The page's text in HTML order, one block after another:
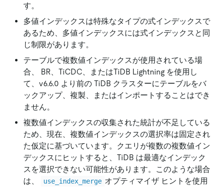
す。
多値インデックスは特殊なタイプの式インデックスで
あるため、多値インデックスには式インデックスと同
じ制限があります。
テーブルで複数値インデックスが使用されている場
合、 BR、TiCDC、またはTiDB Lightning を使用し
て、v6.6.0 より前の TiDB クラスターにテーブルをバ
ックアップ、複製、またはインポートすることはでき
ません。
複数値インデックスの収集された統計が不足している
ため、現在、複数値インデックスの選択率は固定され
た仮定に基づいています。クエリが複数の複数値イン
デックスにヒットすると、TiDB は最適なインデック
スを選択できない可能性があります。このような場合
は、
use_index_merge オプティマイザ ヒントを使用